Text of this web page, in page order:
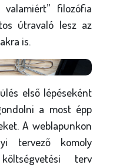
filozófia
útravaló lesz az
is.
első lépéseként
a most épp
A weblapunkon
tervező komoly
terv